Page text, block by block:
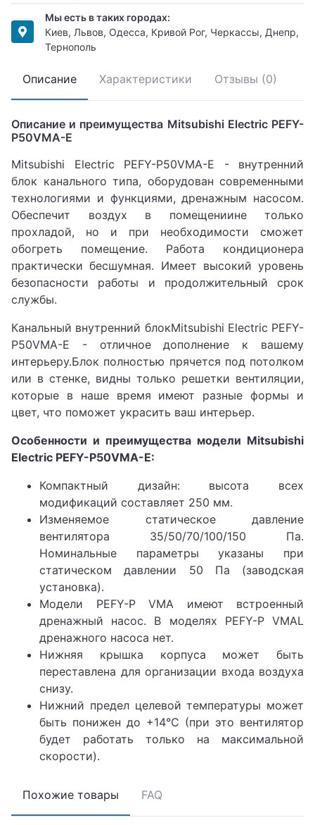
Мы есть в таких городах:
Киев, Львов, Одесса, Кривой Рог, Черкассы, Днепр,
Тернополь
Описание Характеристики Отзывы (0)
Описание и преимущества Mitsubishi Electric PEFY-
P50VMA-E
Mitsubishi Electric PEFY-P50VMA-E - внутренний
блок канального типа, оборудован современными
технологиями и функциями, дренажным насосом.
Обеспечит воздух в помещениине только
прохладой, но и при необходимости сможет
обогреть помещение. Работа кондиционера
практически бесшумная. Имеет высокий уровень
безопасности работы и продолжительный срок
службы.
Канальный внутренний блокMitsubishi Electric PEFY-
P50VMA-E - отличное дополнение к вашему
интерьеру.Блок полностью прячется под потолком
или в стенке, видны только решетки вентиляции,
которые в наше время имеют разные формы и
цвет, что поможет украсить ваш интерьер.
Особенности и преимущества модели Mitsubishi
Electric PEFY-P50VMA-E:
Компактный дизайн: высота всех
модификаций составляет 250 мм.
Изменяемое статическое давление
вентилятора 35/50/70/100/150 Па.
Номинальные параметры указаны при
статическом давлении 50 Па (заводская
установка).
Модели PEFY-P VMA имеют встроенный
дренажный насос. В моделях PEFY-P VMAL
дренажного насоса нет.
Нижняя крышка корпуса может быть
переставлена для организации входа воздуха
снизу.
Нижний предел целевой температуры может
быть понижен до +14°C (при это вентилятор
будет работать только на максимальной
скорости).
Похожие товары FAQ